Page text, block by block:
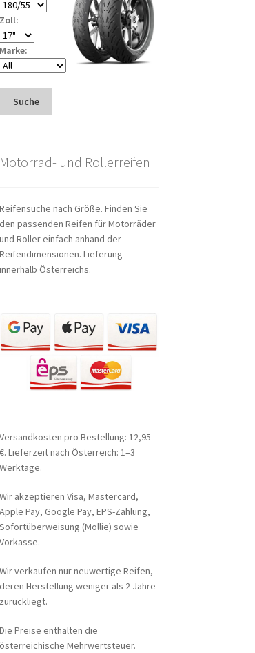
Zoll:
Marke:
Suche
Motorrad- und Rollerreifen
Reifensuche nach Größe. Finden Sie
den passenden Reifen für Motorräder
und Roller einfach anhand der
Reifendimensionen. Lieferung
innerhalb Österreichs.
Versandkosten pro Bestellung: 12,95
€. Lieferzeit nach Österreich: 1–3
Werktage.
Wir akzeptieren Visa, Mastercard,
Apple Pay, Google Pay, EPS-Zahlung,
Sofortüberweisung (Mollie) sowie
Vorkasse.
Wir verkaufen nur neuwertige Reifen,
deren Herstellung weniger als 2 Jahre
zurückliegt.
Die Preise enthalten die
österreichische Mehrwertsteuer.